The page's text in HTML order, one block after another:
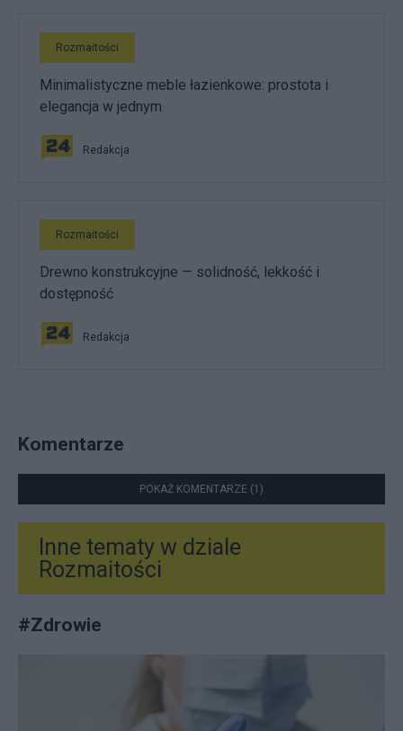
Rozmaitości
Minimalistyczne meble łazienkowe: prostota i
elegancja w jednym
Redakcja
Rozmaitości
Drewno konstrukcyjne — solidność, lekkość i
dostępność
Redakcja
Komentarze
POKAŻ KOMENTARZE (1)
Inne tematy w dziale
Rozmaitości
#Zdrowie